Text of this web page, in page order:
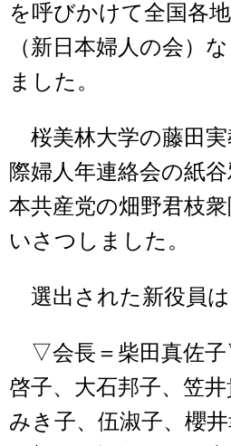
を呼びかけて全国各
（新日本婦人の会）
ました。
桜美林大学の藤田実
際婦人年連絡会の紙
本共産党の畑野君枝
いさつしました。
選出された新役員は
▽会長＝柴田真佐子
啓子、大石邦子、笠
みき子、伍淑子、櫻